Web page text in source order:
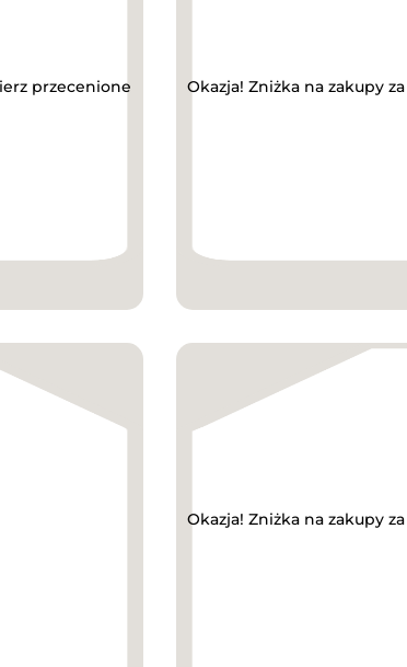
przecenione
Okazja! Zniżka na zakupy
Okazja! Zniżka na zakupy